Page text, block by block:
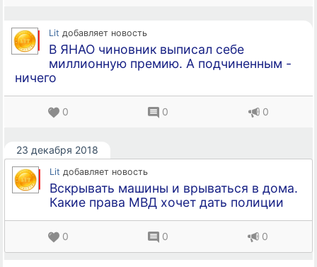
Lit добавляет новость
В ЯНАО чиновник выписал себе
миллионную премию. А подчиненным -
ничего
0 0 0
23 декабря 2018
Lit добавляет новость
Вскрывать машины и врываться в дома.
Какие права МВД хочет дать полиции
0 0 0